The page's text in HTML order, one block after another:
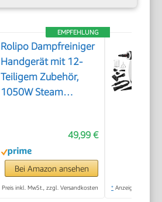
EMPFEHLUNG
Rolipo Dampfreiniger
Handgerät mit 12-
Teiligem Zubehör,
1050W Steam
Polster & Auto–100%
Chemiefrei,
Hochdruck-Dampf
gegen Schmutz Fett
49,99 €
Bei Amazon ansehen
Preis inkl. MwSt., zzgl. Versandkosten * Anzeige